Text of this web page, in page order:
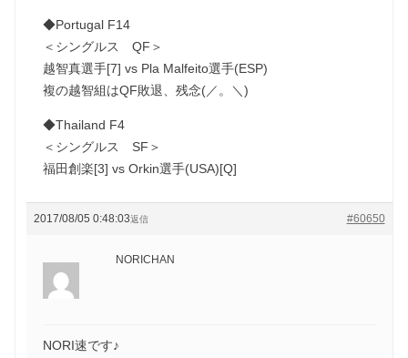
◆Portugal F14
＜シングルス QF＞
越智真選手[7] vs Pla Malfeito選手(ESP)
複の越智組はQF敗退、残念(／。＼)
◆Thailand F4
＜シングルス SF＞
福田創楽[3] vs Orkin選手(USA)[Q]
2017/08/05 0:48:03 #60650
返信
NORICHAN
NORI速です♪